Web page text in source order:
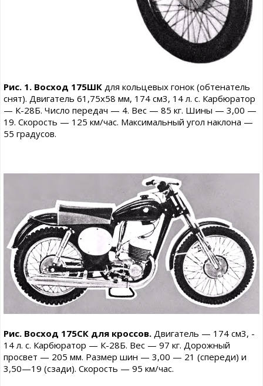
Рис. 1. Восход 175ШК для кольцевых гонок (обтенатель
снят). Двигатель 61,75x58 мм, 174 см3, 14 л. с. Карбюратор
— К-28Б. Число передач — 4. Вес — 85 кг. Шины — 3,00 —
19. Скорость — 125 км/час. Максимальный угол наклона —
55 градусов.
Рис. Восход 175СК для кроссов. Двигатель — 174 см3, -
14 л. с. Карбюратор — К-28Б. Вес — 97 кг. Дорожный
просвет — 205 мм. Размер шин — 3,00 — 21 (спереди) и
3,50—19 (сзади). Скорость — 95 км/час.